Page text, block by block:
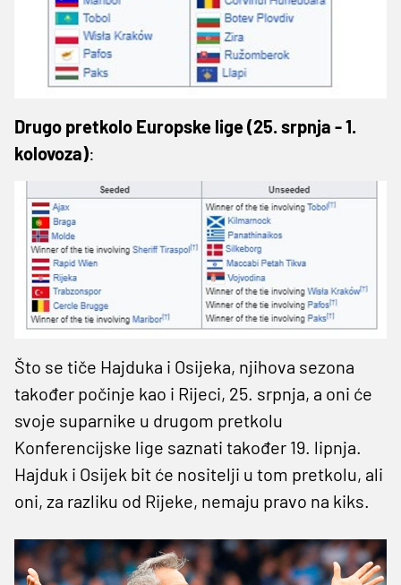
Drugo pretkolo Europske lige (25. srpnja - 1.
kolovoza):
Što se tiče Hajduka i Osijeka, njihova sezona
također počinje kao i Rijeci, 25. srpnja, a oni će
svoje suparnike u drugom pretkolu
Konferencijske lige saznati također 19. lipnja.
Hajduk i Osijek bit će nositelji u tom pretkolu, ali
oni, za razliku od Rijeke, nemaju pravo na kiks.